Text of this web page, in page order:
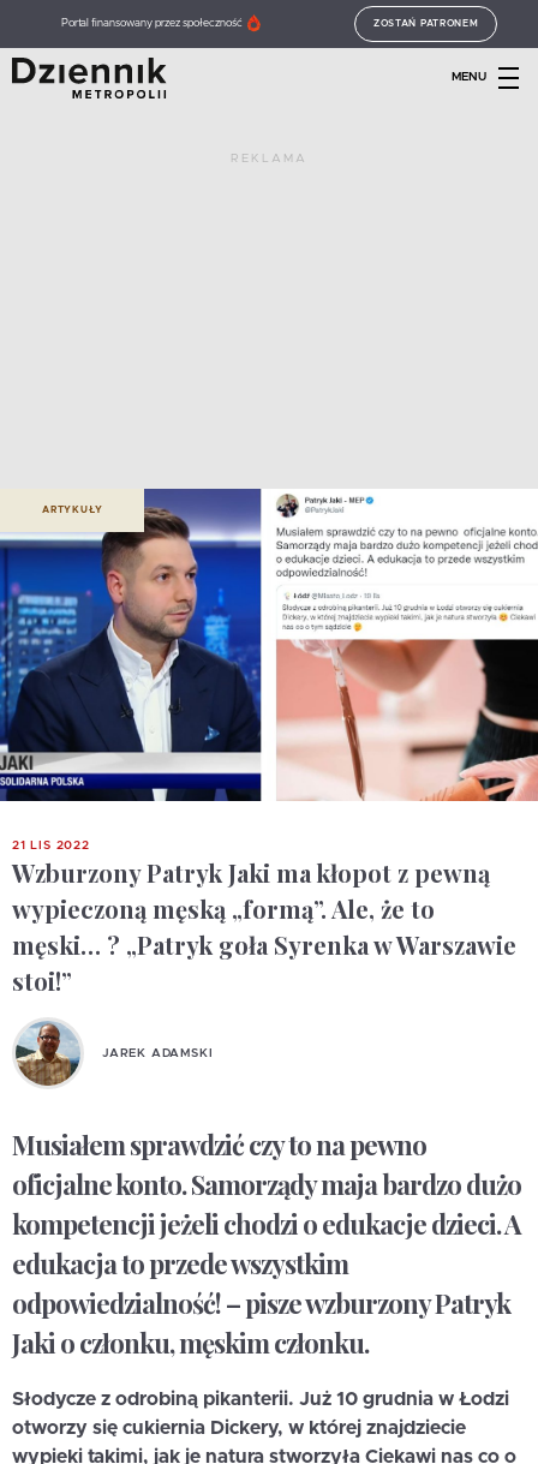
Portal finansowany przez społeczność ZOSTAŃ PATRONEM
MENU
REKLAMA
ARTYKUŁY
21 LIS 2022
Wzburzony Patryk Jaki ma kłopot z pewną
wypieczoną męską „formą”. Ale, że to
męski… ? „Patryk goła Syrenka w Warszawie
stoi!”
JAREK ADAMSKI
Musiałem sprawdzić czy to na pewno
oficjalne konto. Samorządy maja bardzo dużo
kompetencji jeżeli chodzi o edukacje dzieci. A
edukacja to przede wszystkim
odpowiedzialność! – pisze wzburzony Patryk
Jaki o członku, męskim członku.
Słodycze z odrobiną pikanterii. Już 10 grudnia w Łodzi
otworzy się cukiernia Dickery, w której znajdziecie
wypieki takimi, jak je natura stworzyła Ciekawi nas co o